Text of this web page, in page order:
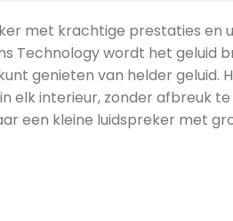
met krachtige prestaties en
Technology wordt het geluid
genieten van helder geluid.
elk interieur, zonder afbreuk te
een kleine luidspreker met